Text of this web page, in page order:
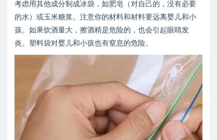
考虑用其他成分制成冰袋，如肥皂（对自己的，没有必要
的水）或玉米糖浆。注意你的材料和材料要远离婴儿和小
孩。如果饮酒量大，擦酒精是危险的，也会引起眼睛发
炎。塑料袋对婴儿和小孩也有窒息的危险。